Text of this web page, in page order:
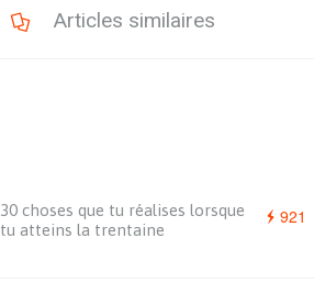
Articles similaires
921
30 choses que tu réalises lorsque
tu atteins la trentaine